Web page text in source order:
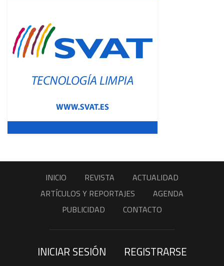
INICIO REVISTA
ACTUALIDAD
ARTÍCULOS Y REPORTAJES
AGENDA
PUBLICIDAD
CONTACTO
INICIAR SESIÓN
REGISTRARSE